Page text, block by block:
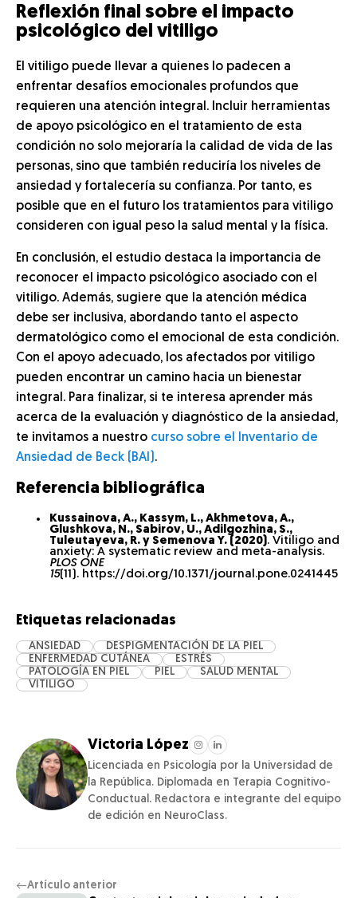
Reflexión final sobre el impacto
psicológico del vitiligo
El vitiligo puede llevar a quienes lo padecen a
enfrentar desafíos emocionales profundos que
requieren una atención integral. Incluir herramientas
de apoyo psicológico en el tratamiento de esta
condición no solo mejoraría la calidad de vida de las
personas, sino que también reduciría los niveles de
ansiedad y fortalecería su confianza. Por tanto, es
posible que en el futuro los tratamientos para vitiligo
consideren con igual peso la salud mental y la física.
En conclusión, el estudio destaca la importancia de
reconocer el impacto psicológico asociado con el
vitiligo. Además, sugiere que la atención médica
debe ser inclusiva, abordando tanto el aspecto
dermatológico como el emocional de esta condición.
Con el apoyo adecuado, los afectados por vitiligo
pueden encontrar un camino hacia un bienestar
integral. Para finalizar, si te interesa aprender más
acerca de la evaluación y diagnóstico de la ansiedad,
te invitamos a nuestro curso sobre el Inventario de
Ansiedad de Beck (BAI).
Referencia bibliográfica
Kussainova, A., Kassym, L., Akhmetova, A.,
Glushkova, N., Sabirov, U., Adilgozhina, S.,
Tuleutayeva, R. y Semenova Y. (2020). Vitiligo and
anxiety: A systematic review and meta-analysis.
PLOS ONE
15(11). https://doi.org/10.1371/journal.pone.0241445
Etiquetas relacionadas
ANSIEDAD
DESPIGMENTACIÓN DE LA PIEL
ENFERMEDAD CUTÁNEA
ESTRÉS
PATOLOGÍA EN PIEL
PIEL
SALUD MENTAL
VITILIGO
Victoria López
Licenciada en Psicología por la Universidad de
la República. Diplomada en Terapia Cognitivo-
Conductual. Redactora e integrante del equipo
de edición en NeuroClass.
←Artículo anterior